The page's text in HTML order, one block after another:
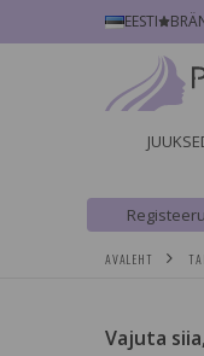
EESTI
AVALEHT
Vajuta